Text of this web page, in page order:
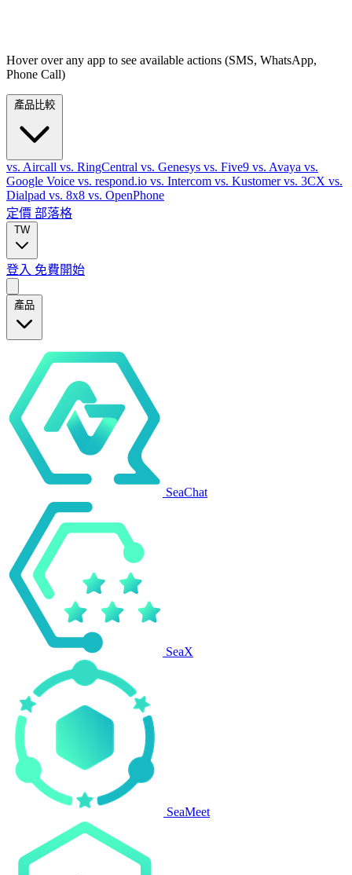
Hover over any app to see available actions (SMS, WhatsApp,
Phone Call)
vs. Aircall vs. RingCentral vs. Genesys vs. Five9 vs. Avaya vs.
Google Voice vs. respond.io vs. Intercom vs. Kustomervs. 3CX vs.
Dialpad vs. 8x8 vs. OpenPhone
定價 部落格
TW
登入 免費開始
產品
SeaChat
SeaX
SeaMeet